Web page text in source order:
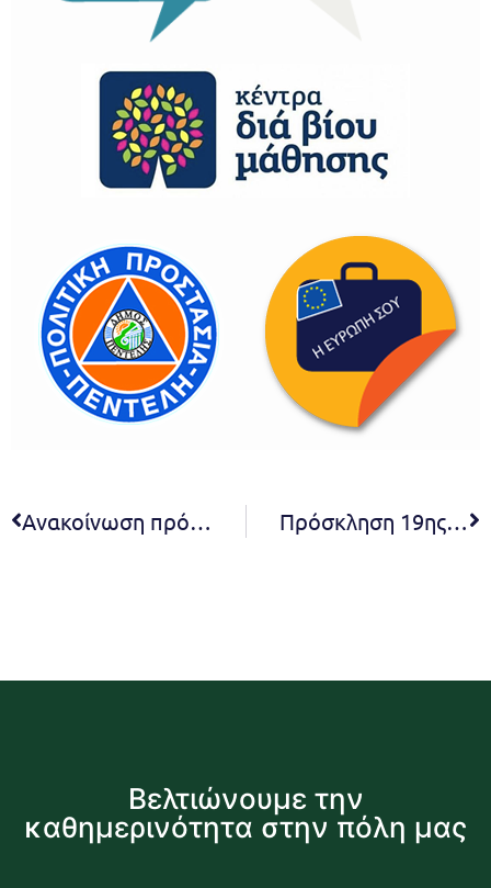
Ανακοίνωση πρόσληψης προσωπικού τριών (3) ατόμων με σύμβαση μίσθωσης έργου στο πλαίσιο υλοποίησης του Ευρωπαϊκού έργου “SEAMLESS SHARED URBAN MOBILITY (Κοινόχρηστα Συστήματα Κινητικότητας των Πολιτών) – SUM” στο πλαίσιο του Προγράμματος HORIZON Πρόσκληση 19ης συνεδρίασης Δ.Σ. 2023
Βελτιώνουμε την
καθημερινότητα στην πόλη μας